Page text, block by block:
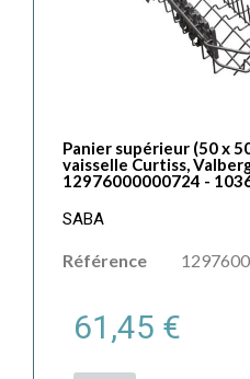
Panier supérieur (50 x
vaisselle Curtiss,
12976000000724 -
SABA
Référence
61,45 €